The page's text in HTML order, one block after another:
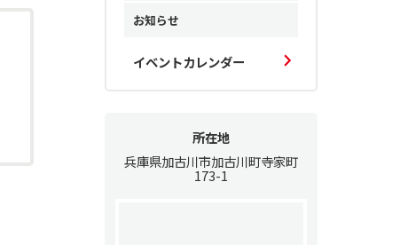
お知らせ
イベントカレンダー
所在地
兵庫県加古川市加古川町寺家町
173-1